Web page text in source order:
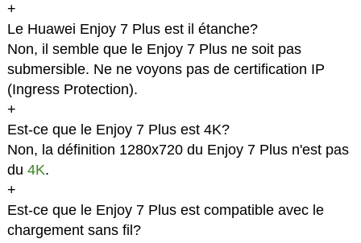
+
Le Huawei Enjoy 7 Plus est il étanche?
Non, il semble que le Enjoy 7 Plus ne soit pas
submersible. Ne ne voyons pas de certification IP
(Ingress Protection).
+
Est-ce que le Enjoy 7 Plus est 4K?
Non, la définition 1280x720 du Enjoy 7 Plus n'est pas
du 4K.
+
Est-ce que le Enjoy 7 Plus est compatible avec le
chargement sans fil?